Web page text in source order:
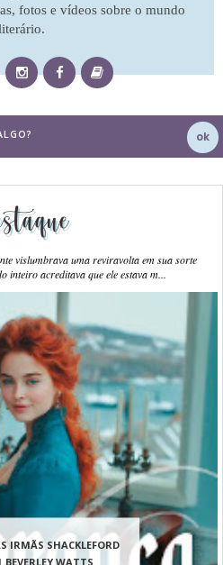
fotos e vídeos sobre o mundo
IRMÃS SHACKLEFORD
WATTS
vislumbrava uma reviravolta em sua sorte
inteiro acreditava que ele estava m...